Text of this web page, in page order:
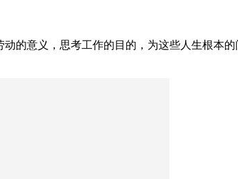
的意义，思考工作的目的，为这些人生根本